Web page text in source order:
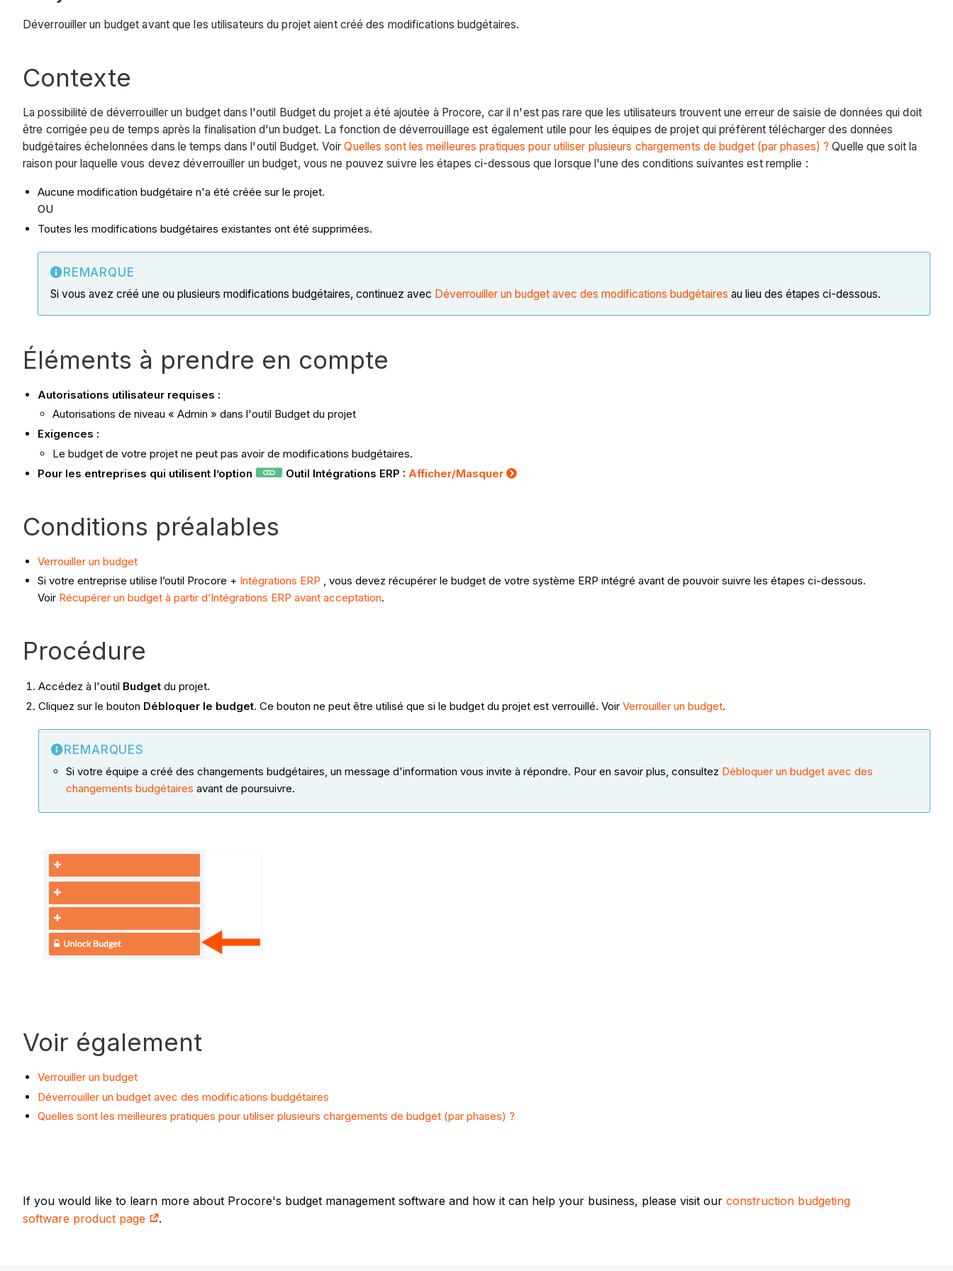
Déverrouiller un budget avant que les utilisateurs du projet aient créé des modifications budgétaires.
Contexte
La possibilité de déverrouiller un budget dans l'outil Budget du projet a été ajoutée à Procore, car il n'est pas rare que les utilisateurs trouvent une erreur de saisie de données qui doit
être corrigée peu de temps après la finalisation d'un budget. La fonction de déverrouillage est également utile pour les équipes de projet qui préfèrent télécharger des données
budgétaires échelonnées dans le temps dans l'outil Budget. VoirQuelles sont les meilleures pratiques pour utiliser plusieurs chargements de budget (par phases) ? Quelle que soit la
raison pour laquelle vous devez déverrouiller un budget, vous ne pouvez suivre les étapes ci-dessous que lorsque l'une des conditions suivantes est remplie :
Aucune modification budgétaire n'a été créée sur le projet.
OU
Toutes les modifications budgétaires existantes ont été supprimées.
REMARQUE
Si vous avez créé une ou plusieurs modifications budgétaires, continuez avec Déverrouiller un budget avec des modifications budgétaires au lieu des étapes ci-dessous.
Éléments à prendre en compte
Autorisations utilisateur requises :
Autorisations de niveau « Admin » dans l'outil Budget du projet
Exigences :
Le budget de votre projet ne peut pas avoir de modifications budgétaires.
Pour les entreprises qui utilisent l’option
Outil Intégrations ERP : Afficher/Masquer
Conditions préalables
Verrouiller un budget
Si votre entreprise utilise l’outil Procore + Intégrations ERP , vous devez récupérer le budget de votre système ERP intégré avant de pouvoir suivre les étapes ci-dessous.
Voir Récupérer un budget à partir d’Intégrations ERP avant acceptation.
Procédure
Accédez à l'outil Budget du projet.
Cliquez sur le bouton Débloquer le budget.Ce bouton ne peut être utilisé que si le budget du projet est verrouillé. VoirVerrouiller un budget.
REMARQUES
Si votre équipe a créé des changements budgétaires, un message d'information vous invite à répondre. Pour en savoir plus, consultez Débloquer un budget avec des
changements budgétaires avant de poursuivre.
Voir également
Verrouiller un budget
Déverrouiller un budget avec des modifications budgétaires
Quelles sont les meilleures pratiques pour utiliser plusieurs chargements de budget (par phases) ?
If you would like to learn more about Procore's budget management software and how it can help your business, please visit our construction budgeting
software product page
.